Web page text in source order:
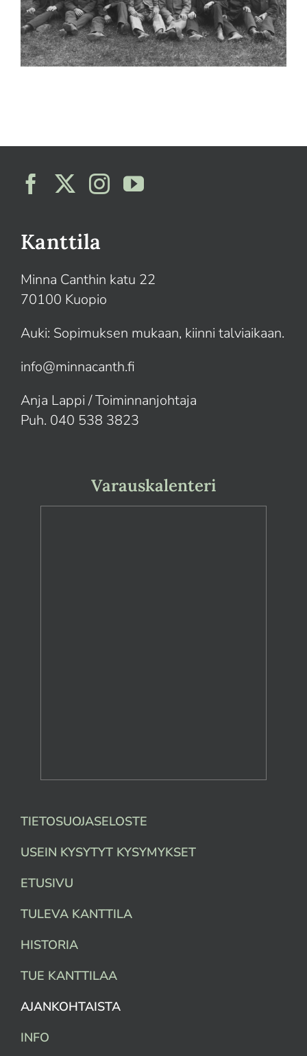
Kanttila
Minna Canthin katu 22
70100 Kuopio
Auki: Sopimuksen mukaan, kiinni talviaikaan.
info@minnacanth.fi
Anja Lappi / Toiminnanjohtaja
Puh. 040 538 3823
Varauskalenteri
TIETOSUOJASELOSTE
USEIN KYSYTYT KYSYMYKSET
ETUSIVU
TULEVA KANTTILA
HISTORIA
TUE KANTTILAA
AJANKOHTAISTA
INFO